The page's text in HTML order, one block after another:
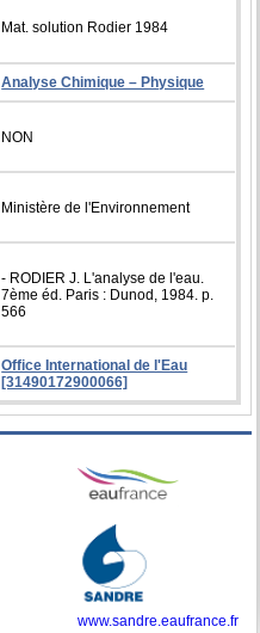
Mat. solution Rodier 1984
Analyse Chimique – Physique
NON
Ministère de l'Environnement
- RODIER J. L'analyse de l'eau.
7ème éd. Paris : Dunod, 1984. p.
566
Office International de l'Eau
[31490172900066]
www.sandre.eaufrance.fr